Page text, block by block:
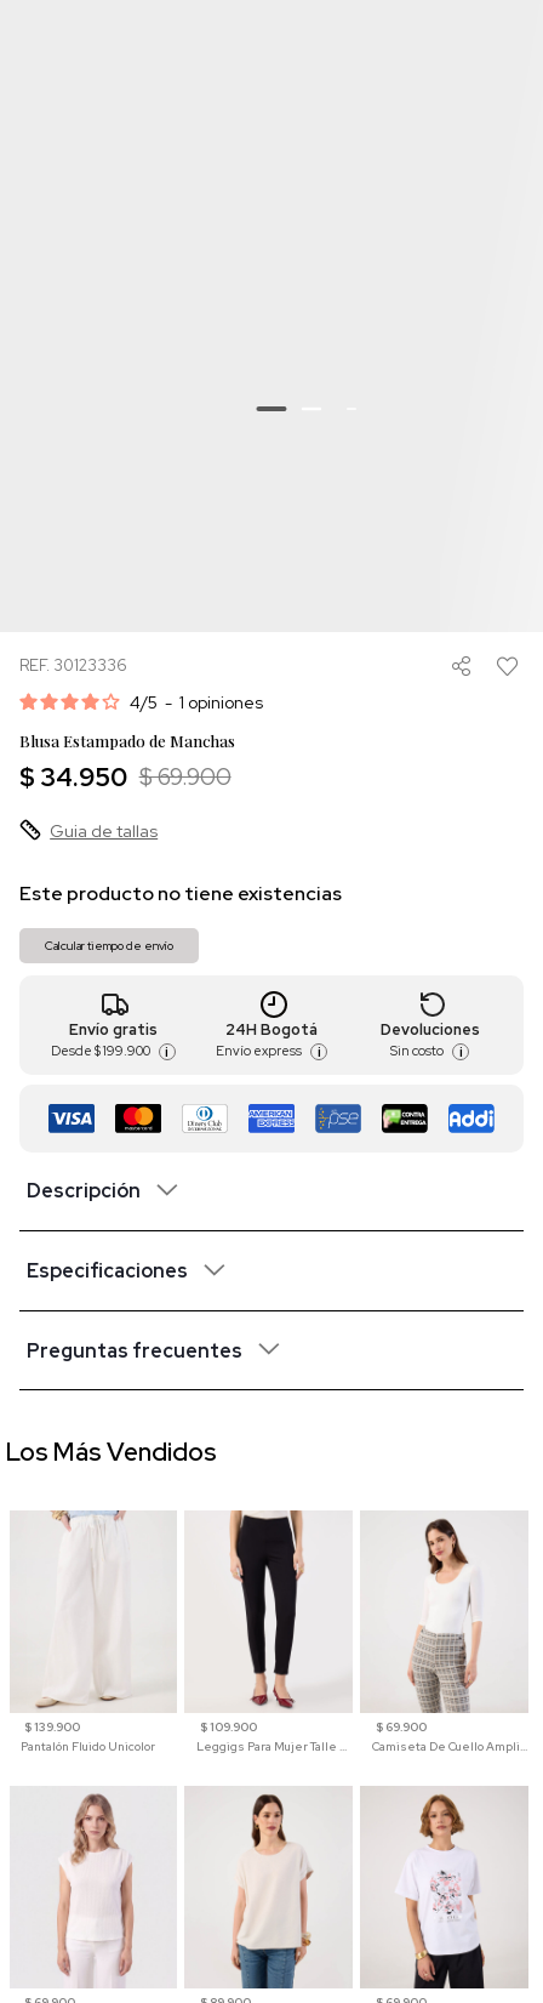
REF. 30123336
4/5 - 1 opiniones
Blusa Estampado de Manchas
$ 34.950 $ 69.900
Guia de tallas
Este producto no tiene existencias
Calcular tiempo de envío
Envío gratis
Desde $ 199.900 i
24H Bogotá
Envío express i
Devoluciones
Sin costo i
Descripción
Especificaciones
Preguntas frecuentes
$ 139.900
Pantalón Fluido Unicolor
$ 109.900
Leggigs Para Mujer Talle Alto Liso
$ 69.900
Camiseta De Cuello Amplio Y Manga 3/4 Para Mujer
Los Más Vendidos